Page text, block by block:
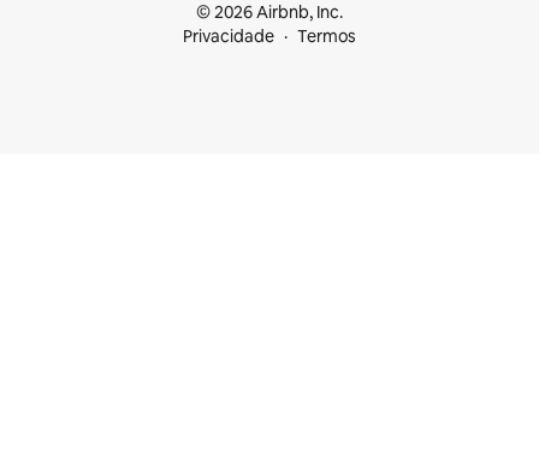
© 2026 Airbnb, Inc.
Privacidade
Termos